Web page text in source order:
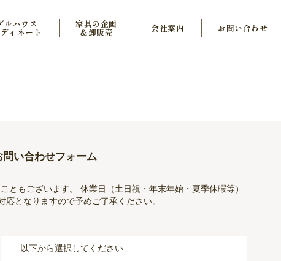
ルハウス
ィネート
家具の企画
＆卸販売 会社案内 お問い合わせ
問い合わせフォーム
ともございます。 休業日（土日祝・年末年始・夏季休暇等）
応となりますので予めご了承ください。